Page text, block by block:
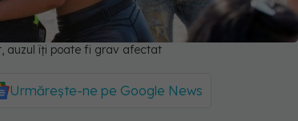
auzul îți poate fi grav afectat
Urmărește-ne pe Google News